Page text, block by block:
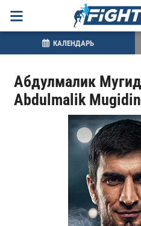
Абдулмалик
Abdulmalik
КАЛЕНДАРЬ